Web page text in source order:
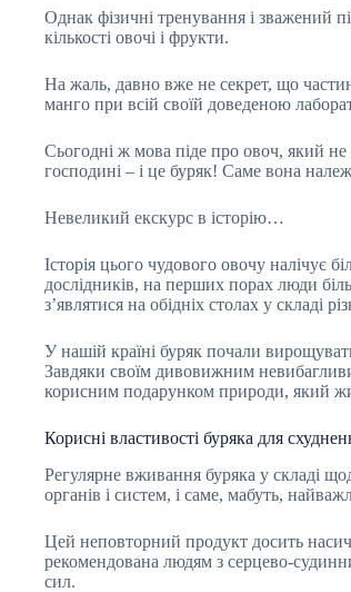
Однак фізичні тренування і зважений
кількості овочі і фрукти.
На жаль, давно вже не секрет, що
манго при всій своїй доведеною
Сьогодні ж мова піде про овоч, який не
господині – і це буряк! Саме вона
Невеликий екскурс в історію…
Історія цього чудового овочу
дослідників, на перших порах люди
з’являтися на обідніх столах у складі
У нашій країні буряк почали
Завдяки своїм дивовижним
корисним подарунком природи, який
Корисні властивості буряка для
Регулярне вживання буряка у складі
органів і систем, і саме, мабуть,
Цей неповторний продукт досить
рекомендована людям з серцево-
сил.